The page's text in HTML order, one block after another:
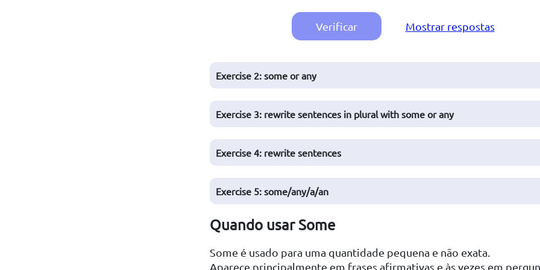
Verificar Mostrar respostas
Exercise 2: some or any
Exercise 3: rewrite sentences in plural with some or any
Exercise 4: rewrite sentences
Exercise 5: some/any/a/an
Quando usar Some
Some é usado para uma quantidade pequena e não exata.
Aparece principalmente em frases afirmativas e às vezes em